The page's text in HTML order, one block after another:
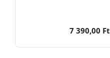
7 390,00 Ft